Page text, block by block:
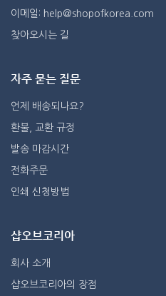
이메일: help@shopofkorea.com
찾아오시는 길
자주 묻는 질문
언제 배송되나요?
환불, 교환 규정
발송 마감시간
전화주문
인쇄 신청방법
샵오브코리아
회사 소개
샵오브코리아의 장점